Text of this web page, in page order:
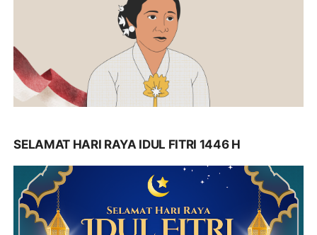
SELAMAT HARI RAYA IDUL FITRI 1446 H